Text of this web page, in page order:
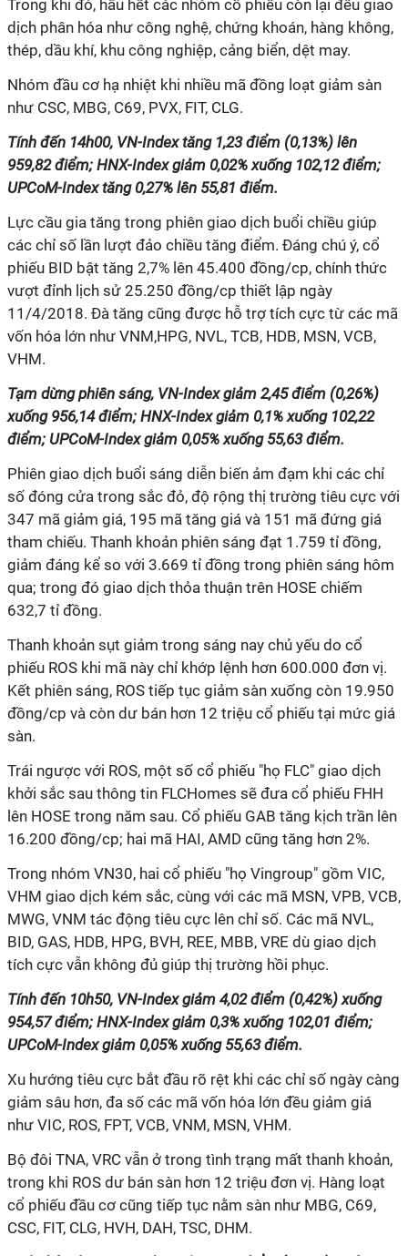
Trong khi đó, hầu hết các nhóm cổ phiếu còn lại đều giao
dịch phân hóa như công nghệ, chứng khoán, hàng không,
thép, dầu khí, khu công nghiệp, cảng biển, dệt may.
Nhóm đầu cơ hạ nhiệt khi nhiều mã đồng loạt giảm sàn
như CSC, MBG, C69, PVX, FIT, CLG.
Tính đến 14h00, VN-Index tăng 1,23 điểm (0,13%) lên
959,82 điểm; HNX-Index giảm 0,02% xuống 102,12 điểm;
UPCoM-Index tăng 0,27% lên 55,81 điểm.
Lực cầu gia tăng trong phiên giao dịch buổi chiều giúp
các chỉ số lần lượt đảo chiều tăng điểm. Đáng chú ý, cổ
phiếu BID bật tăng 2,7% lên 45.400 đồng/cp, chính thức
vượt đỉnh lịch sử 25.250 đồng/cp thiết lập ngày
11/4/2018. Đà tăng cũng được hỗ trợ tích cực từ các mã
vốn hóa lớn như VNM,HPG, NVL, TCB, HDB, MSN, VCB,
VHM.
Tạm dừng phiên sáng, VN-Index giảm 2,45 điểm (0,26%)
xuống 956,14 điểm; HNX-Index giảm 0,1% xuống 102,22
điểm; UPCoM-Index giảm 0,05% xuống 55,63 điểm.
Phiên giao dịch buổi sáng diễn biến ảm đạm khi các chỉ
số đóng cửa trong sắc đỏ, độ rộng thị trường tiêu cực với
347 mã giảm giá, 195 mã tăng giá và 151 mã đứng giá
tham chiếu. Thanh khoản phiên sáng đạt 1.759 tỉ đồng,
giảm đáng kể so với 3.669 tỉ đồng trong phiên sáng hôm
qua; trong đó giao dịch thỏa thuận trên HOSE chiếm
632,7 tỉ đồng.
Thanh khoản sụt giảm trong sáng nay chủ yếu do cổ
phiếu ROS khi mã này chỉ khớp lệnh hơn 600.000 đơn vị.
Kết phiên sáng, ROS tiếp tục giảm sàn xuống còn 19.950
đồng/cp và còn dư bán hơn 12 triệu cổ phiếu tại mức giá
sàn.
Trái ngược với ROS, một số cổ phiếu "họ FLC" giao dịch
khởi sắc sau thông tin FLCHomes sẽ đưa cổ phiếu FHH
lên HOSE trong năm sau. Cổ phiếu GAB tăng kịch trần lên
16.200 đồng/cp; hai mã HAI, AMD cũng tăng hơn 2%.
Trong nhóm VN30, hai cổ phiếu "họ Vingroup" gồm VIC,
VHM giao dịch kém sắc, cùng với các mã MSN, VPB, VCB,
MWG, VNM tác động tiêu cực lên chỉ số. Các mã NVL,
BID, GAS, HDB, HPG, BVH, REE, MBB, VRE dù giao dịch
tích cực vẫn không đủ giúp thị trường hồi phục.
Tính đến 10h50, VN-Index giảm 4,02 điểm (0,42%) xuống
954,57 điểm; HNX-Index giảm 0,3% xuống 102,01 điểm;
UPCoM-Index giảm 0,05% xuống 55,63 điểm.
Xu hướng tiêu cực bắt đầu rõ rệt khi các chỉ số ngày càng
giảm sâu hơn, đa số các mã vốn hóa lớn đều giảm giá
như VIC, ROS, FPT, VCB, VNM, MSN, VHM.
Bộ đôi TNA, VRC vẫn ở trong tình trạng mất thanh khoản,
trong khi ROS dư bán sàn hơn 12 triệu đơn vị. Hàng loạt
cổ phiếu đầu cơ cũng tiếp tục nằm sàn như MBG, C69,
CSC, FIT, CLG, HVH, DAH, TSC, DHM.